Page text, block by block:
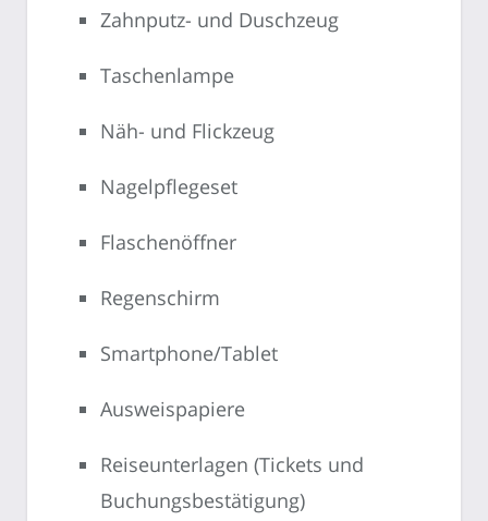
Zahnputz- und Duschzeug
Taschenlampe
Näh- und Flickzeug
Nagelpflegeset
Flaschenöffner
Regenschirm
Smartphone/Tablet
Ausweispapiere
Reiseunterlagen (Tickets und
Buchungsbestätigung)